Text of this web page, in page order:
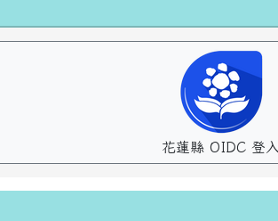
花蓮縣 OIDC 登入